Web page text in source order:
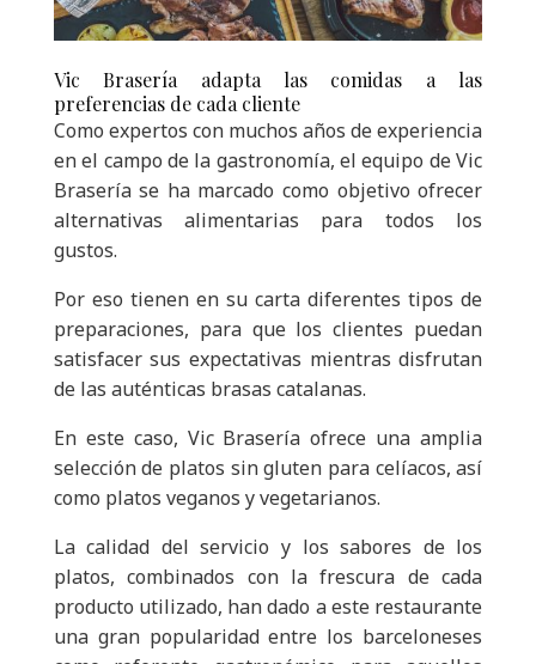
Vic Brasería adapta las comidas a las
preferencias de cada cliente
Como expertos con muchos años de experiencia
en el campo de la gastronomía, el equipo de Vic
Brasería se ha marcado como objetivo ofrecer
alternativas alimentarias para todos los
gustos.
Por eso tienen en su carta diferentes tipos de
preparaciones, para que los clientes puedan
satisfacer sus expectativas mientras disfrutan
de las auténticas brasas catalanas.
En este caso, Vic Brasería ofrece una amplia
selección de platos sin gluten para celíacos, así
como platos veganos y vegetarianos.
La calidad del servicio y los sabores de los
platos, combinados con la frescura de cada
producto utilizado, han dado a este restaurante
una gran popularidad entre los barceloneses